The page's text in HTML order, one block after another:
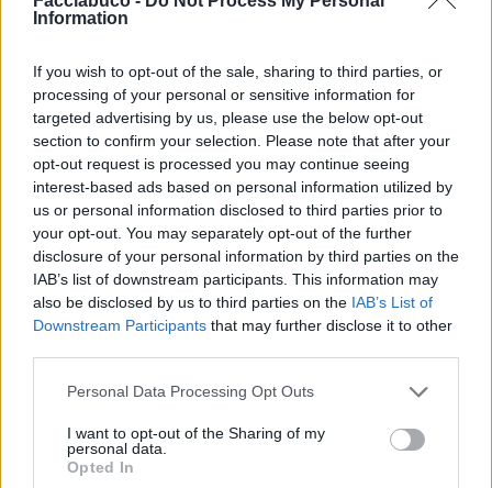
Information
If you wish to opt-out of the sale, sharing to third parties, or
processing of your personal or sensitive information for
targeted advertising by us, please use the below opt-out
section to confirm your selection. Please note that after your
opt-out request is processed you may continue seeing
interest-based ads based on personal information utilized by
us or personal information disclosed to third parties prior to
your opt-out. You may separately opt-out of the further
disclosure of your personal information by third parties on the
IAB’s list of downstream participants. This information may
also be disclosed by us to third parties on the IAB’s List of
Downstream Participants that may further disclose it to other
Personal Data Processing Opt Outs
I want to opt-out of the Sharing of my
personal data.
Opted In
Carmeloficca
Assomiglia alla mia cm 20 lo stesso
cerchio. Insomma uguale è.
6 Giugno 2025 alle ore 13:20
·Ti stimo·Rispondi
Buon pranzo (o digestione)
1
6 Giugno 2025 alle ore 13:22
·Ti stimo